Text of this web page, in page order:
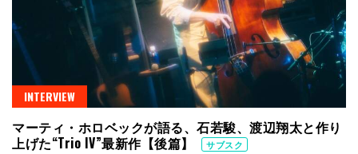
INTERVIEW
マーティ・ホロベックが語る、石若駿、渡辺翔太と作り
上げた“Trio IV”最新作【後篇】
サブスク